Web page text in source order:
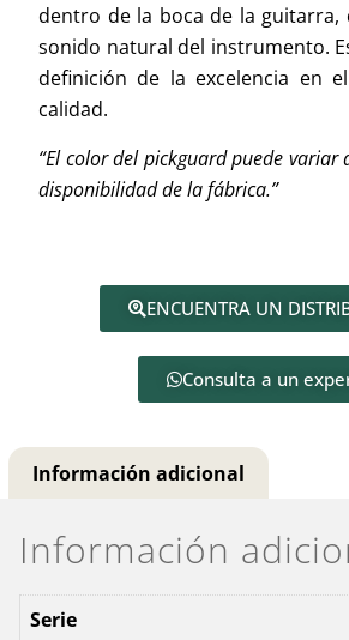
dentro de la boca de la guitarra,
sonido natural del instrumento.
definición de la excelencia en
calidad.
“El color del pickguard puede variar
disponibilidad de la fábrica.”
ENCUENTRA UN
Consulta a un
Información adicional
Información
Serie